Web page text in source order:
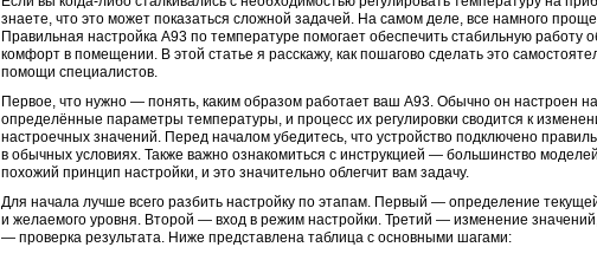
знаете, что это может показаться сложной задачей. На самом деле, все намного
Правильная настройка А93 по температуре помогает обеспечить стабильную работу
комфорт в помещении. В этой статье я расскажу, как пошагово сделать это
помощи специалистов.
Первое, что нужно — понять, каким образом работает ваш А93. Обычно он настроен на
определённые параметры температуры, и процесс их регулировки сводится к
настроечных значений. Перед началом убедитесь, что устройство подключено
в обычных условиях. Также важно ознакомиться с инструкцией — большинство
похожий принцип настройки, и это значительно облегчит вам задачу.
Для начала лучше всего разбить настройку по этапам. Первый — определение
и желаемого уровня. Второй — вход в режим настройки. Третий — изменение
— проверка результата. Ниже представлена таблица с основными шагами: